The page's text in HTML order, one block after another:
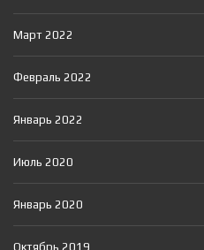
Март 2022
Февраль 2022
Январь 2022
Июль 2020
Январь 2020
Октябрь 2019